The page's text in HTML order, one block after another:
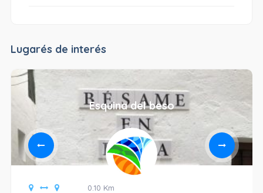
Lugarés de interés
Esquina del beso
0.10 Km